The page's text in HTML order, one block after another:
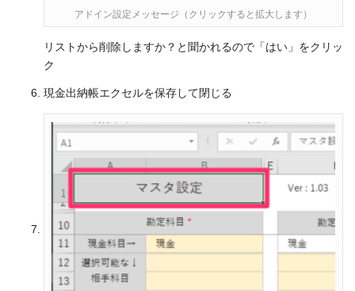
アドイン設定メッセージ（クリックすると拡大します）
リストから削除しますか？と聞かれるので「はい」をクリッ
ク
現金出納帳エクセルを保存して閉じる